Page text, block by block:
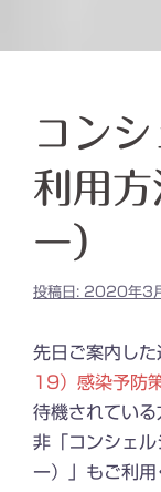
コン
利用
ー）
投稿日: 2020年3
先日ご案内した
19）感染予防
待機されてい
非「コンシェ
ー）」もご利用